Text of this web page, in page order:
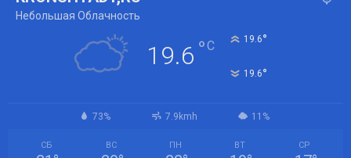
Небольшая Облачность
19.6 °C 19.6°
19.6°
73% 7.9kmh 11%
СБ ВС ПН ВТ СР